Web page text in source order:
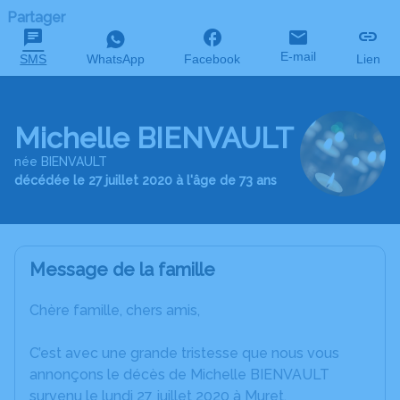
Partager
SMS WhatsApp Facebook E-mail Lien
Michelle BIENVAULT
née BIENVAULT
décédée le 27 juillet 2020 à l'âge de 73 ans
Message de la famille
Chère famille, chers amis,
C’est avec une grande tristesse que nous vous
annonçons le décès de Michelle BIENVAULT
survenu le lundi 27 juillet 2020 à Muret.